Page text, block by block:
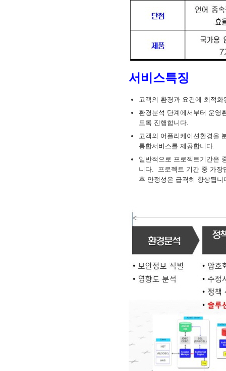
서비스특징
고객의 환경과 요건에 최적
환경분석 단계에서부터 운영
도록 진행합니다.
고객의 어플리케이션환경을
통합서비스를 제공합니다.
일반적으로 프로젝트기간은
니다. 프로젝트 기간 중 가장
후 안정성은 급격히 향상됩